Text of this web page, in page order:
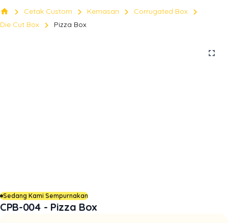
home chevron_right Cetak Custom chevron_right Kemasan chevron_right Corrugated Box chevron_right
Die Cut Box chevron_right Pizza Box
fullscreen
Sedang Kami Sempurnakan
CPB-004 - Pizza Box